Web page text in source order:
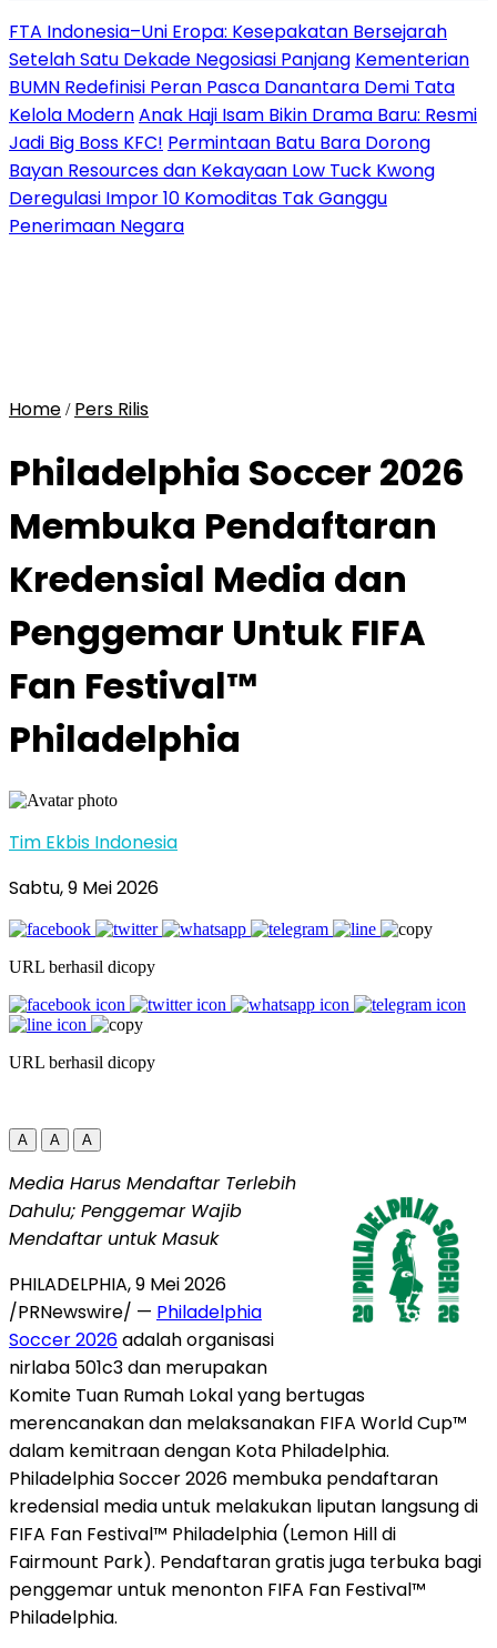
FTA Indonesia–Uni Eropa: Kesepakatan Bersejarah
Setelah Satu Dekade Negosiasi Panjang Kementerian
BUMN Redefinisi Peran Pasca Danantara Demi Tata
Kelola ModernAnak Haji Isam Bikin Drama Baru: Resmi
Jadi Big Boss KFC! Permintaan Batu Bara Dorong
Bayan Resources dan Kekayaan Low Tuck Kwong
Deregulasi Impor 10 Komoditas Tak Ganggu
Penerimaan Negara
Home / Pers Rilis
Philadelphia Soccer 2026
Membuka Pendaftaran
Kredensial Media dan
Penggemar Untuk FIFA
Fan Festival™
Philadelphia
Tim Ekbis Indonesia
Sabtu, 9 Mei 2026
URL berhasil dicopy
URL berhasil dicopy
A A A
Media Harus Mendaftar Terlebih
Dahulu; Penggemar Wajib
Mendaftar untuk Masuk
PHILADELPHIA,9 Mei 2026
/PRNewswire/ — Philadelphia
Soccer 2026adalah organisasi
nirlaba 501c3 dan merupakan
Komite Tuan Rumah Lokal yang bertugas
merencanakan dan melaksanakan FIFA World Cup™
dalam kemitraan dengan Kota Philadelphia.
Philadelphia Soccer 2026 membuka pendaftaran
kredensial media untuk melakukan liputan langsung di
FIFA Fan Festival™ Philadelphia (Lemon Hill di
Fairmount Park). Pendaftaran gratis juga terbuka bagi
penggemar untuk menonton FIFA Fan Festival™
Philadelphia.